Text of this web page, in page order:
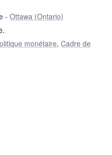
Ottawa (Ontario)
monétaire,Cadre de